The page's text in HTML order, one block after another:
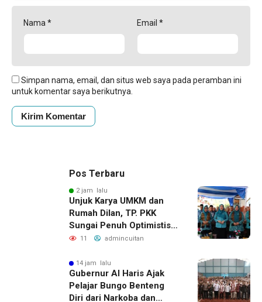
Nama * Email *
Simpan nama, email, dan situs web saya pada peramban ini
untuk komentar saya berikutnya.
Pos Terbaru
2 jam lalu
Unjuk Karya UMKM dan
Rumah Dilan, TP. PKK
Sungai Penuh Optimistis
Raih Juara di Tingkat
11 admincuitan
14 jam lalu
Gubernur Al Haris Ajak
Pelajar Bungo Benteng
Diri dari Narkoba dan